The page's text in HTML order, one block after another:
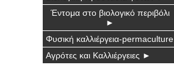
Έντομα στο βιολογικό περιβόλι
►
Φυσική καλλιέργεια-permaculture
Αγρότες και Καλλιέργειες ►